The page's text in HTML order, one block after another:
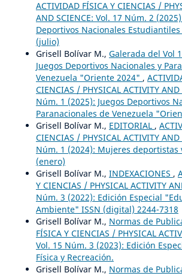
ACTIVIDAD FÍSICA Y CIENCIAS /
AND SCIENCE: Vol. 17 Núm. 2
Deportivos Nacionales Estudiantiles
(julio)
Grisell Bolívar M., Galerada del Vol
Juegos Deportivos Nacionales y
Venezuela "Oriente 2024" ,
CIENCIAS / PHYSICAL ACTIVITY
Núm. 1 (2025): Juegos Deportivos
Paranacionales de Venezuela
Grisell Bolívar M., EDITORIAL ,
CIENCIAS / PHYSICAL ACTIVITY
Núm. 1 (2024): Mujeres deportistas
(enero)
Grisell Bolívar M., INDEXACIONES ,
Y CIENCIAS / PHYSICAL ACTIVITY
Núm. 3 (2022): Edición Especial
Ambiente" ISSN (digital) 2244-7318
Grisell Bolívar M., Normas de
FÍSICA Y CIENCIAS / PHYSICAL
Vol. 15 Núm. 3 (2023): Edición
Física y Recreación.
Grisell Bolívar M., Normas de